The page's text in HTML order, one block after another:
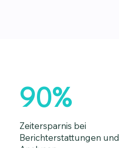
90%
Zeitersparnis bei
Berichterstattungen und